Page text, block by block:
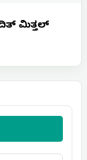
ಮಿತ್ತಲ್